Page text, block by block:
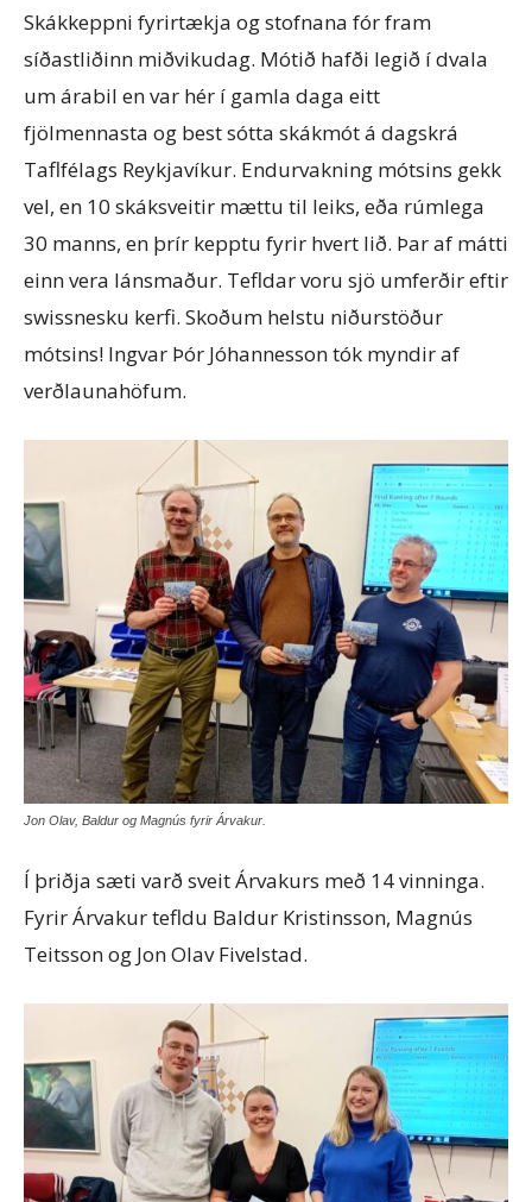
Skákkeppni fyrirtækja og stofnana fór fram
síðastliðinn miðvikudag. Mótið hafði legið í dvala
um árabil en var hér í gamla daga eitt
fjölmennasta og best sótta skákmót á dagskrá
Taflfélags Reykjavíkur. Endurvakning mótsins gekk
vel, en 10 skáksveitir mættu til leiks, eða rúmlega
30 manns, en þrír kepptu fyrir hvert lið. Þar af mátti
einn vera lánsmaður. Tefldar voru sjö umferðir eftir
swissnesku kerfi. Skoðum helstu niðurstöður
mótsins! Ingvar Þór Jóhannesson tók myndir af
verðlaunahöfum.
Jon Olav, Baldur og Magnús fyrir Árvakur.
Í þriðja sæti varð sveit Árvakurs með 14 vinninga.
Fyrir Árvakur tefldu Baldur Kristinsson, Magnús
Teitsson og Jon Olav Fivelstad.